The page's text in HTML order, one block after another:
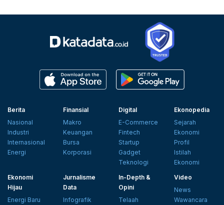
Berita
Nasional
Industri
Internasional
Energi
Finansial
Makro
Keuangan
Bursa
Korporasi
Digital
E-Commerce
Fintech
Startup
Gadget
Teknologi
Ekonopedia
Sejarah
Ekonomi
Profil
Istilah
Ekonomi
Ekonomi
Hijau
Energi Baru
Jurnalisme
Data
Infografik
In-Depth &
Opini
Telaah
Video
News
Wawancara